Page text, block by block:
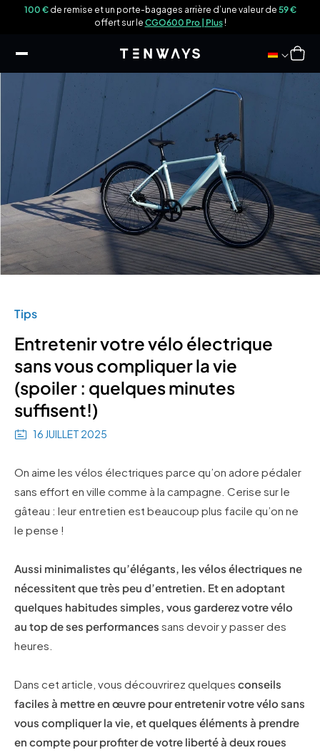
100 €de remise et un porte-bagages arrière d’une valeur de 59 €
offert sur le CGO600 Pro | Plus!
Panier
Tips
Entretenir votre vélo électrique
sans vous compliquer la vie
(spoiler : quelques minutes
suffisent!)
16 JUILLET 2025
On aime les vélos électriques parce qu’on adore pédaler
sans effort en ville comme à la campagne. Cerise sur le
gâteau : leur entretien est beaucoup plus facile qu’on ne
le pense !
Aussi minimalistes qu’élégants, les vélos électriques ne
nécessitent que très peu d’entretien. Et en adoptant
quelques habitudes simples, vous garderez votre vélo
au top de ses performances sans devoir y passer des
heures.
Dans cet article, vous découvrirez quelques conseils
faciles à mettre en œuvre pour entretenir votre vélo sans
vous compliquer la vie, et quelques éléments à prendre
en compte pour profiter de votre liberté à deux roues